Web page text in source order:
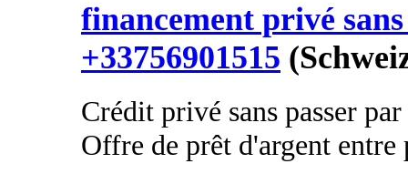
financement privé
+33756901515
Crédit privé sans passer
Offre de prêt d'argent